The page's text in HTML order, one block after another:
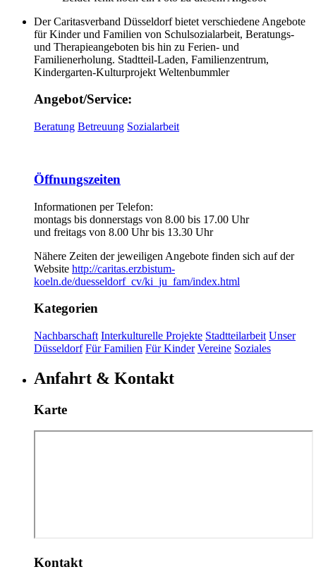
Der Caritasverband Düsseldorf bietet verschiedene Angebote
für Kinder und Familien von Schulsozialarbeit, Beratungs-
und Therapieangeboten bis hin zu Ferien- und
Familienerholung. Stadtteil-Laden, Familienzentrum,
Kindergarten-Kulturprojekt Weltenbummler
Angebot/Service:
Beratung Betreuung Sozialarbeit
Öffnungszeiten
Informationen per Telefon:
montags bis donnerstags von 8.00 bis 17.00 Uhr
und freitags von 8.00 Uhr bis 13.30 Uhr
Nähere Zeiten der jeweiligen Angebote finden sich auf der
Website http://caritas.erzbistum-
koeln.de/duesseldorf_cv/ki_ju_fam/index.html
Kategorien
Nachbarschaft Interkulturelle Projekte Stadtteilarbeit Unser
Düsseldorf Für Familien Für Kinder Vereine Soziales
Anfahrt & Kontakt
Karte
Kontakt